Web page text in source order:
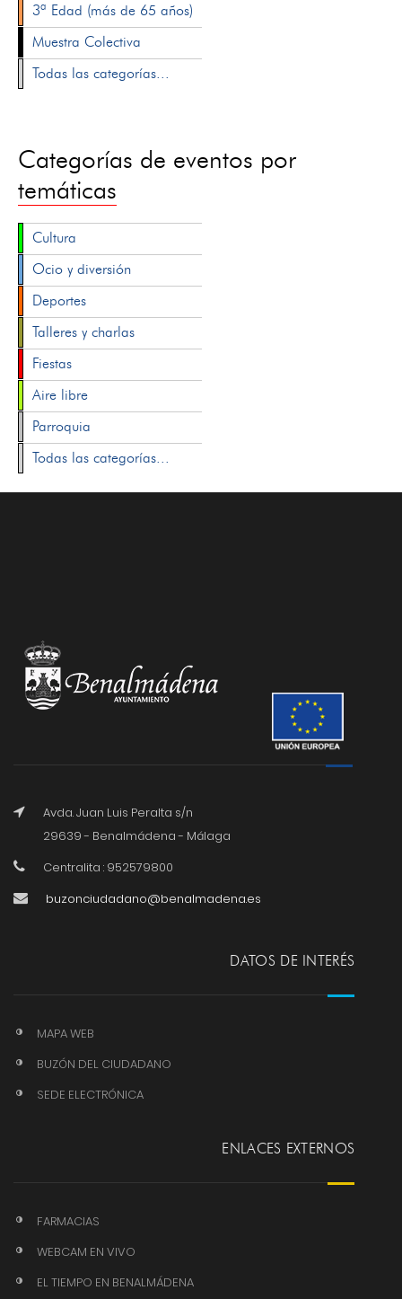
3ª Edad (más de 65 años)
Muestra Colectiva
Todas las categorías...
Categorías de eventos por
temáticas
Cultura
Ocio y diversión
Deportes
Talleres y charlas
Fiestas
Aire libre
Parroquia
Todas las categorías...
Avda. Juan Luis Peralta s/n
29639 - Benalmádena - Málaga
Centralita : 952579800
buzonciudadano@benalmadena.es
DATOS DE INTERÉS
MAPA WEB
BUZÓN DEL CIUDADANO
SEDE ELECTRÓNICA
ENLACES EXTERNOS
FARMACIAS
WEBCAM EN VIVO
EL TIEMPO EN BENALMÁDENA